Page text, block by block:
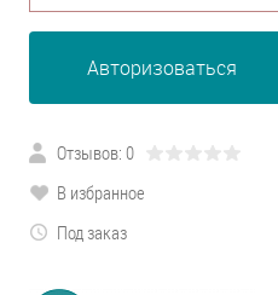
Авторизоваться
Отзывов: 0
В избранное
Под заказ